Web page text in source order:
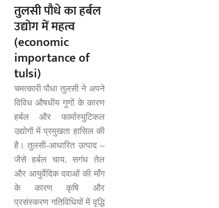
तुलसी पौधे का हर्बल
उद्योग में महत्व
(economic
importance of
tulsi)
चमत्कारी पौधा तुलसी ने अपने
विविध औषधीय गुणों के कारण
हर्बल और फार्मास्युटिकल
उद्योगों में प्रमुखता हासिल की
है। तुलसी-आधारित उत्पाद –
जैसे हर्बल चाय, सगंध तेल
और आयुर्वेदिक दवाओं की माँग
के कारण कृषि और
प्रसंस्करण गतिविधियों में वृद्धि